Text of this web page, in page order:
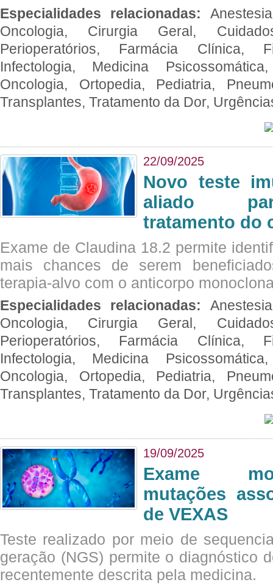
Especialidades relacionadas:
Oncologia, Cirurgia Geral,
Perioperatórios, Farmácia Clínica,
Infectologia, Medicina
Oncologia, Ortopedia, Pediatria,
Transplantes, Tratamento da Dor,
22/09/2025
Novo teste
aliado
tratamento do
Exame de Claudina 18.2 permite
mais chances de serem
terapia-alvo com o anticorpo
Especialidades relacionadas:
Oncologia, Cirurgia Geral,
Perioperatórios, Farmácia Clínica,
Infectologia, Medicina
Oncologia, Ortopedia, Pediatria,
Transplantes, Tratamento da Dor,
19/09/2025
Exame
mutações
de VEXAS
Teste realizado por meio de
geração (NGS) permite o diagnóstico
recentemente descrita pela medicina.